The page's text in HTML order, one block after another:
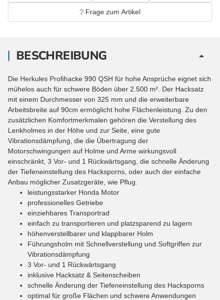
Frage zum Artikel
BESCHREIBUNG
Die Herkules Profihacke 990 QSH für hohe Ansprüche eignet sich
mühelos auch für schwere Böden über 2.500 m². Der Hacksatz
mit einem Durchmesser von 325 mm und die erweiterbare
Arbeitsbreite auf 90cm ermöglicht hohe Flächenleistung. Zu den
zusätzlichen Komfortmerkmalen gehören die Verstellung des
Lenkholmes in der Höhe und zur Seite, eine gute
Vibrationsdämpfung, die die Übertragung der
Motorschwingungen auf Holme und Arme wirkungsvoll
einschränkt, 3 Vor- und 1 Rückwärtsgang, die schnelle Änderung
der Tiefeneinstellung des Hacksporns, oder auch der einfache
Anbau möglicher Zusatzgeräte, wie Pflug.
leistungsstarker Honda Motor
professionelles Getriebe
einziehbares Transportrad
einfach zu transportieren und platzsparend zu lagern
höhenverstellbarer und klappbarer Holm
Führungsholm mit Schnellverstellung und Softgriffen zur
Vibrationsdämpfung
3 Vor- und 1 Rückwärtsgang
inklusive Hacksatz & Seitenscheiben
schnelle Änderung der Tiefeneinstellung des Hacksporns
optimal für große Flächen und schwere Anwendungen